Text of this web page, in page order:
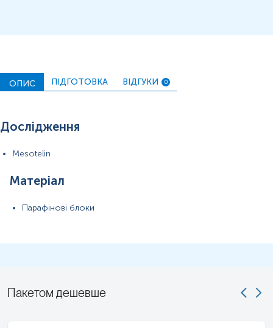
ОПИС ПІДГОТОВКА ВІДГУКИ 0
Дослідження
Mesotelin
Матеріал
Парафінові блоки
Пакетом дешевше